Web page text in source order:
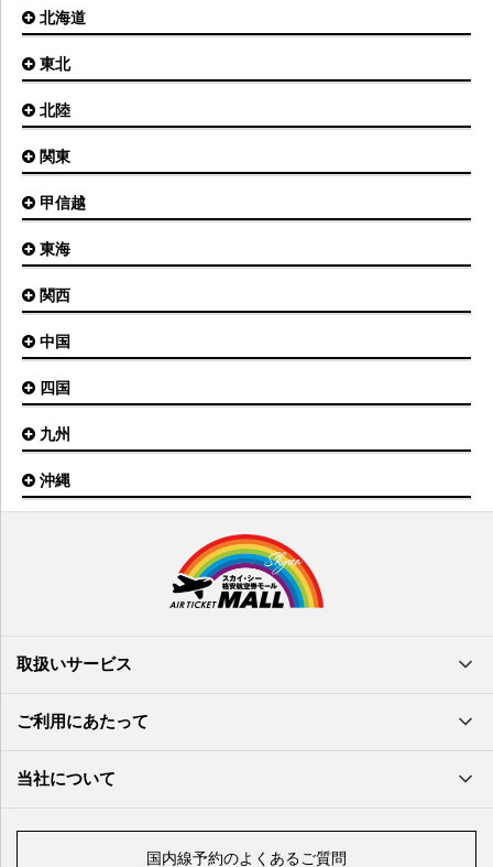
北海道
札幌(新千歳)空港
旭川空港
オホーツク紋別空港
釧路空港
稚内空港
とかち帯広空港
根室中標津空港
奥尻空港
利尻空港
東北
仙台空港
青森空港
三沢空港
福島空港
大館能代空港
庄内空港
山形空港
北陸
小松空港
能登空港
関東
東京(羽田)空港
茨城空港
八丈島空港
甲信越
新潟空港
東海
名古屋(中部)空港
静岡空港
関西
大阪(伊丹)空港
神戸空港
南紀白浜空港
但馬空港
中国
広島空港
山口宇部空港
出雲空港
米子空港
四国
松山空港
徳島空港
九州
福岡空港
鹿児島空港
北九州空港
奄美大島空港
徳之島空港
喜界島空港
沖縄
南大東空港
多良間空港
取扱いサービス
ご利用にあたって
当社について
国内線予約のよくあるご質問